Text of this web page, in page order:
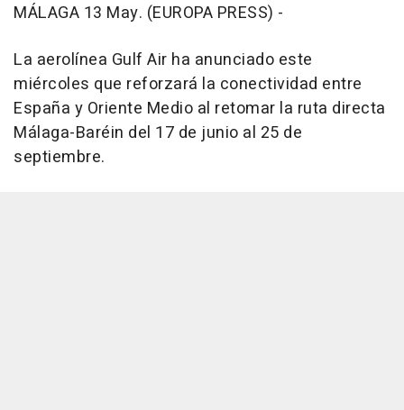
MÁLAGA 13 May. (EUROPA PRESS) -
La aerolínea Gulf Air ha anunciado este
miércoles que reforzará la conectividad entre
España y Oriente Medio al retomar la ruta directa
Málaga-Baréin del 17 de junio al 25 de
septiembre.